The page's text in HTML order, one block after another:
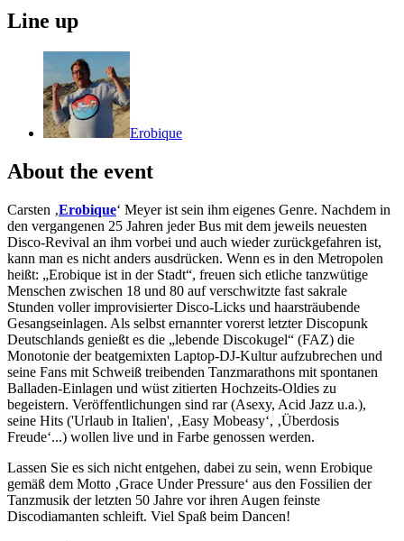
Line up
Erobique
About the event
Carsten ‚Erobique‘ Meyer ist sein ihm eigenes Genre. Nachdem in
den vergangenen 25 Jahren jeder Bus mit dem jeweils neuesten
Disco-Revival an ihm vorbei und auch wieder zurückgefahren ist,
kann man es nicht anders ausdrücken. Wenn es in den Metropolen
heißt: „Erobique ist in der Stadt“, freuen sich etliche tanzwütige
Menschen zwischen 18 und 80 auf verschwitzte fast sakrale
Stunden voller improvisierter Disco-Licks und haarsträubende
Gesangseinlagen. Als selbst ernannter vorerst letzter Discopunk
Deutschlands genießt es die „lebende Discokugel“ (FAZ) die
Monotonie der beatgemixten Laptop-DJ-Kultur aufzubrechen und
seine Fans mit Schweiß treibenden Tanzmarathons mit spontanen
Balladen-Einlagen und wüst zitierten Hochzeits-Oldies zu
begeistern. Veröffentlichungen sind rar (Asexy, Acid Jazz u.a.),
seine Hits ('Urlaub in Italien', ‚Easy Mobeasy‘, ‚Überdosis
Freude‘...) wollen live und in Farbe genossen werden.
Lassen Sie es sich nicht entgehen, dabei zu sein, wenn Erobique
gemäß dem Motto ‚Grace Under Pressure‘ aus den Fossilien der
Tanzmusik der letzten 50 Jahre vor ihren Augen feinste
Discodiamanten schleift. Viel Spaß beim Dancen!